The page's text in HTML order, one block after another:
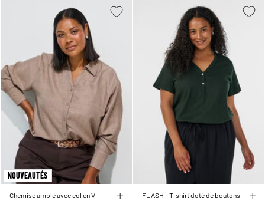
NOUVEAUTÉS
Chemise ample avec col en V FLASH - T-shirt doté de boutons